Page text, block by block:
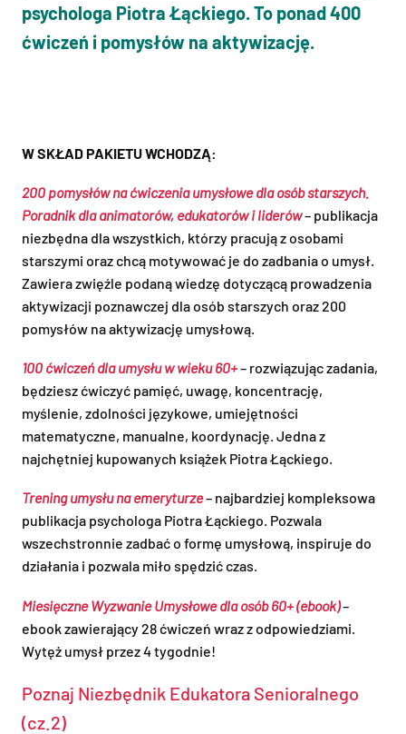
psychologa Piotra Łąckiego. To ponad 400
ćwiczeń i pomysłów na aktywizację.
W SKŁAD PAKIETU WCHODZĄ:
200 pomysłów na ćwiczenia umysłowe dla osób starszych.
Poradnik dla animatorów, edukatorów i liderów– publikacja
niezbędna dla wszystkich, którzy pracują z osobami
starszymi oraz chcą motywować je do zadbania o umysł.
Zawiera zwięźle podaną wiedzę dotyczącą prowadzenia
aktywizacji poznawczej dla osób starszych oraz 200
pomysłów na aktywizację umysłową.
100 ćwiczeń dla umysłu w wieku 60+– rozwiązując zadania,
będziesz ćwiczyć pamięć, uwagę, koncentrację,
myślenie, zdolności językowe, umiejętności
matematyczne, manualne, koordynację. Jedna z
najchętniej kupowanych książek Piotra Łąckiego.
Trening umysłu na emeryturze– najbardziej kompleksowa
publikacja psychologa Piotra Łąckiego. Pozwala
wszechstronnie zadbać o formę umysłową, inspiruje do
działania i pozwala miło spędzić czas.
Miesięczne Wyzwanie Umysłowe dla osób 60+ (ebook)–
ebook zawierający 28 ćwiczeń wraz z odpowiedziami.
Wytęż umysł przez 4 tygodnie!
Poznaj Niezbędnik Edukatora Senioralnego
(cz.2)